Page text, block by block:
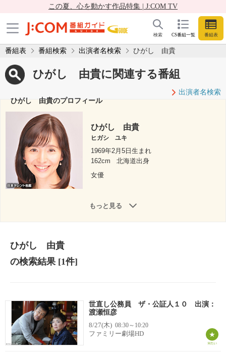
この夏、心を動かす作品特集 | J:COM TV
CS番組一覧 番組表
検索
番組表 番組検索 出演者名検索 ひがし 由貴
ひがし 由貴に関連する番組
出演者名検索
ひがし 由貴のプロフィール
ひがし 由貴
ヒガシ ユキ
1969年2月5日生まれ
162cm
北海道出身
女優
もっと見る
ひがし 由貴
の検索結果[1件]
世直し公務員 ザ・公証人１０ 出演：
渡瀬恒彦
8/27(木) 08:30～10:20
ファミリー劇場HD